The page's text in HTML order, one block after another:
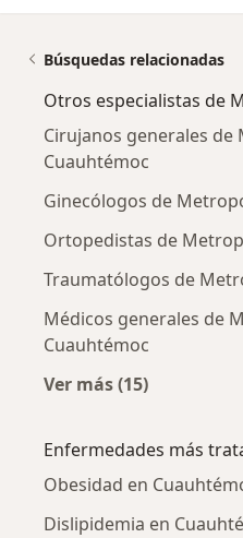
Búsquedas relacionadas
Otros especialistas de
Cirujanos generales
Cuauhtémoc
Ginecólogos de
Ortopedistas de
Traumatólogos de
Médicos generales de
Cuauhtémoc
Ver más (15)
Enfermedades más
Obesidad en
Dislipidemia en